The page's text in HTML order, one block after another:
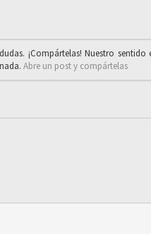
¡Compártelas! Nuestro
Abre un post y compártelas